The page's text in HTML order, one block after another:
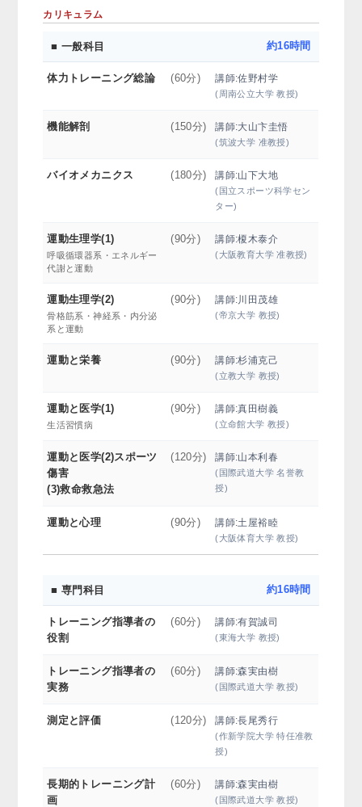
カリキュラム
■ 一般科目 約16時間
体力トレーニング総論 (60分) 講師:佐野村学
(周南公立大学 教授)
機能解剖 (150分) 講師:大山卞圭悟
(筑波大学 准教授)
バイオメカニクス (180分) 講師:山下大地
(国立スポーツ科学セン
ター)
運動生理学(1)
呼吸循環器系・エネルギー
代謝と運動
(90分) 講師:榎木泰介
(大阪教育大学 准教授)
運動生理学(2)
骨格筋系・神経系・内分泌
系と運動
(90分) 講師:川田茂雄
(帝京大学 教授)
運動と栄養 (90分) 講師:杉浦克己
(立教大学 教授)
運動と医学(1)
生活習慣病
(90分) 講師:真田樹義
(立命館大学 教授)
運動と医学(2)スポーツ
傷害
(3)救命救急法
(120分) 講師:山本利春
(国際武道大学 名誉教
授)
運動と心理 (90分) 講師:土屋裕睦
(大阪体育大学 教授)
■ 専門科目 約16時間
トレーニング指導者の
役割
(60分) 講師:有賀誠司
(東海大学 教授)
トレーニング指導者の
実務
(60分) 講師:森実由樹
(国際武道大学 教授)
測定と評価 (120分) 講師:長尾秀行
(作新学院大学 特任准教
授)
長期的トレーニング計
画
(60分) 講師:森実由樹
(国際武道大学 教授)